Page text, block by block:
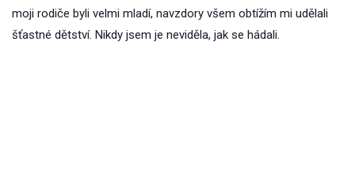
moji rodiče byli velmi mladí, navzdory všem obtížím mi udělali
šťastné dětství. Nikdy jsem je neviděla, jak se hádali.